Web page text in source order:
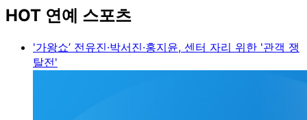
HOT 연예 스포츠
'가왕쇼’ 전유진·박서진·홍지윤, 센터 자리 위한 '관객 쟁
탈전'